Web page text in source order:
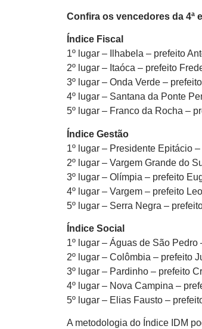
Confira os vencedores da 4ª
Índice Fiscal
1º lugar – Ilhabela – prefeito
2º lugar – Itaóca – prefeito
3º lugar – Onda Verde –
4º lugar – Santana da Ponte
5º lugar – Franco da Rocha –
Índice Gestão
1º lugar – Presidente Epitácio
2º lugar – Vargem Grande do
3º lugar – Olímpia – prefeito
4º lugar – Vargem – prefeito
5º lugar – Serra Negra –
Índice Social
1º lugar – Águas de São
2º lugar – Colômbia – prefeito
3º lugar – Pardinho – prefeito
4º lugar – Nova Campina –
5º lugar – Elias Fausto –
A metodologia do Índice IDM